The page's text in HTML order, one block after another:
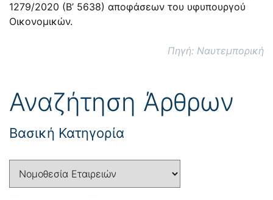
1279/2020 (Β’ 5638) αποφάσεων του υφυπουργού
Οικονομικών.
Πηγή: Ναυτεμπορική
Αναζήτηση Άρθρων
Βασική Κατηγορία